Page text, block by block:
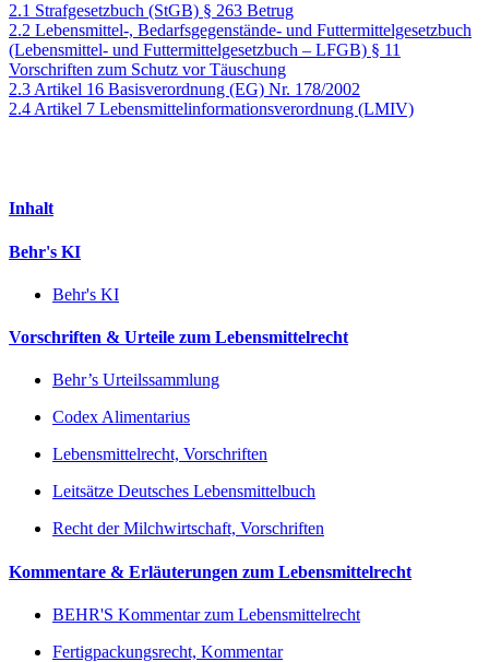
2.1 Strafgesetzbuch (StGB) § 263 Betrug
2.2 Lebensmittel-, Bedarfsgegenstände- und Futtermittelgesetzbuch
(Lebensmittel- und Futtermittelgesetzbuch – LFGB) § 11
Vorschriften zum Schutz vor Täuschung
2.3 Artikel 16 Basis­verordnung (EG) Nr. 178/2002
2.4 Artikel 7 Lebensmittelinformations­verordnung (LMIV)
Inhalt
Behr's KI
Behr's KI
Vorschriften & Urteile zum Lebensmittelrecht
Behr’s Urteilssammlung
Codex Alimentarius
Lebensmittelrecht, Vorschriften
Leitsätze Deutsches Lebensmittelbuch
Recht der Milchwirtschaft, Vorschriften
Kommentare & Erläuterungen zum Lebensmittelrecht
BEHR'S Kommentar zum Lebensmittelrecht
Fertigpackungsrecht, Kommentar